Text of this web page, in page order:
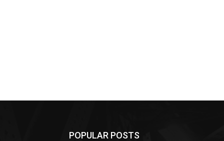
POPULAR POSTS